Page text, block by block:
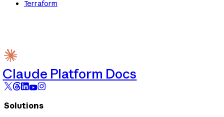
Terraform
Claude Platform Docs
Solutions